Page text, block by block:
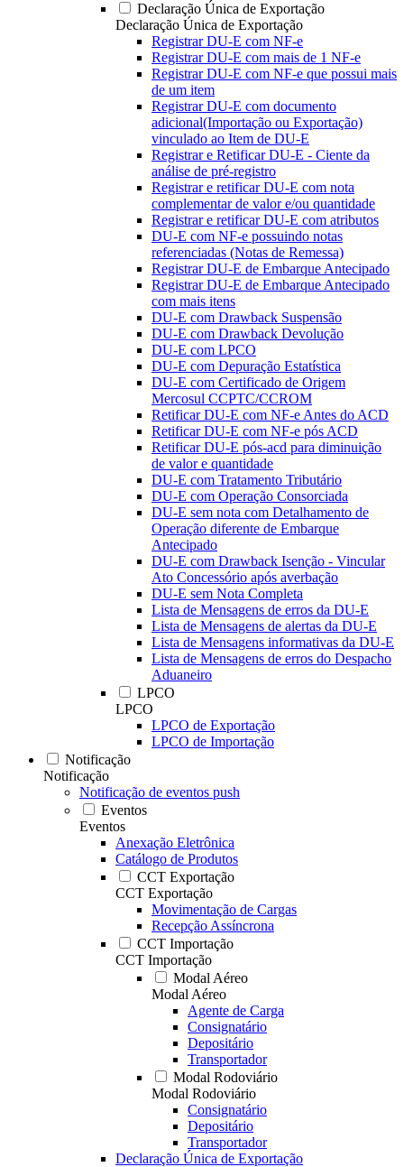
Declaração Única de Exportação
Declaração Única de Exportação
Registrar DU-E com NF-e
Registrar DU-E com mais de 1 NF-e
Registrar DU-E com NF-e que possui mais
de um item
Registrar DU-E com documento
adicional(Importação ou Exportação)
vinculado ao Item de DU-E
Registrar e Retificar DU-E - Ciente da
análise de pré-registro
Registrar e retificar DU-E com nota
complementar de valor e/ou quantidade
Registrar e retificar DU-E com atributos
DU-E com NF-e possuindo notas
referenciadas (Notas de Remessa)
Registrar DU-E de Embarque Antecipado
Registrar DU-E de Embarque Antecipado
com mais itens
DU-E com Drawback Suspensão
DU-E com Drawback Devolução
DU-E com LPCO
DU-E com Depuração Estatística
DU-E com Certificado de Origem
Mercosul CCPTC/CCROM
Retificar DU-E com NF-e Antes do ACD
Retificar DU-E com NF-e pós ACD
Retificar DU-E pós-acd para diminuição
de valor e quantidade
DU-E com Tratamento Tributário
DU-E com Operação Consorciada
DU-E sem nota com Detalhamento de
Operação diferente de Embarque
Antecipado
DU-E com Drawback Isenção - Vincular
Ato Concessório após averbação
DU-E sem Nota Completa
Lista de Mensagens de erros da DU-E
Lista de Mensagens de alertas da DU-E
Lista de Mensagens informativas da DU-E
Lista de Mensagens de erros do Despacho
Aduaneiro
LPCO
LPCO
LPCO de Exportação
LPCO de Importação
Notificação
Notificação
Notificação de eventos push
Eventos
Eventos
Anexação Eletrônica
Catálogo de Produtos
CCT Exportação
CCT Exportação
Movimentação de Cargas
Recepção Assíncrona
CCT Importação
CCT Importação
Modal Aéreo
Modal Aéreo
Agente de Carga
Consignatário
Depositário
Transportador
Modal Rodoviário
Modal Rodoviário
Consignatário
Depositário
Transportador
Declaração Única de Exportação